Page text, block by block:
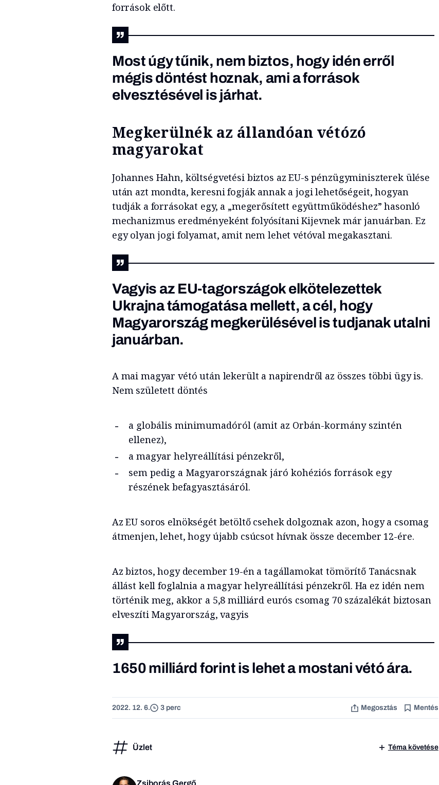
források előtt.
Most úgy tűnik, nem biztos, hogy idén erről
mégis döntést hoznak, ami a források
elvesztésével is járhat.
Megkerülnék az állandóan vétózó
magyarokat
Johannes Hahn, költségvetési biztos az EU-s pénzügyminiszterek ülése
után azt mondta, keresni fogják annak a jogi lehetőségeit, hogyan
tudják a forrásokat egy, a „megerősített együttműködéshez” hasonló
mechanizmus eredményeként folyósítani Kijevnek már januárban. Ez
egy olyan jogi folyamat, amit nem lehet vétóval megakasztani.
Vagyis az EU-tagországok elkötelezettek
Ukrajna támogatása mellett, a cél, hogy
Magyarország megkerülésével is tudjanak utalni
januárban.
A mai magyar vétó után lekerült a napirendről az összes többi ügy is.
Nem született döntés
a globális minimumadóról (amit az Orbán-kormány szintén
ellenez),
a magyar helyreállítási pénzekről,
sem pedig a Magyarországnak járó kohéziós források egy
részének befagyasztásáról.
Az EU soros elnökségét betöltő csehek dolgoznak azon, hogy a csomag
átmenjen, lehet, hogy újabb csúcsot hívnak össze december 12-ére.
Az biztos, hogy december 19-én a tagállamokat tömörítő Tanácsnak
állást kell foglalnia a magyar helyreállítási pénzekről. Ha ez idén nem
történik meg, akkor a 5,8 milliárd eurós csomag 70 százalékát biztosan
elveszíti Magyarország, vagyis
1650 milliárd forint is lehet a mostani vétó ára.
2022. 12. 6. 3 perc Megosztás Mentés
Üzlet Téma követése
Zsiborás Gergő